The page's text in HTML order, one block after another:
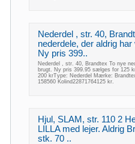
Nederdel , str. 40,
nederdele, der aldrig
Ny pris 399..
Nederdel , str. 40, Brandtex To nye
brugt. Ny pris 399.95 sælges for 125
200 krType: Nederdel Mærke:
158560 Kolind22871764125 kr.
Hjul, SLAM, str. 110 2
LILLA med lejer. Aldrig
stk. 70 ..